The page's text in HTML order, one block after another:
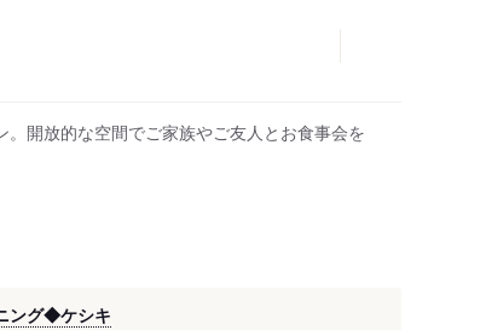
開放的な空間でご家族やご友人とお食事会を
ング◆ケシキ